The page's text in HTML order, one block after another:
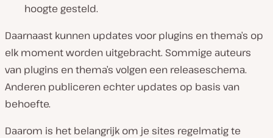
hoogte gesteld.
Daarnaast kunnen updates voor plugins en thema’s op
elk moment worden uitgebracht. Sommige auteurs
van plugins en thema’s volgen een releaseschema.
Anderen publiceren echter updates op basis van
behoefte.
Daarom is het belangrijk om je sites regelmatig te